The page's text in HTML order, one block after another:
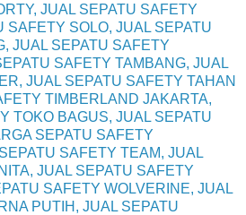
JUAL SEPATU SAFETY
SAFETY SOLO, JUAL SEPATU
JUAL SEPATU SAFETY
SAFETY TAMBANG, JUAL
JUAL SEPATU SAFETY TAHAN
TIMBERLAND JAKARTA,
TOKO BAGUS, JUAL SEPATU
SEPATU SAFETY
SAFETY TEAM, JUAL
JUAL SEPATU SAFETY
SAFETY WOLVERINE, JUAL
PUTIH, JUAL SEPATU